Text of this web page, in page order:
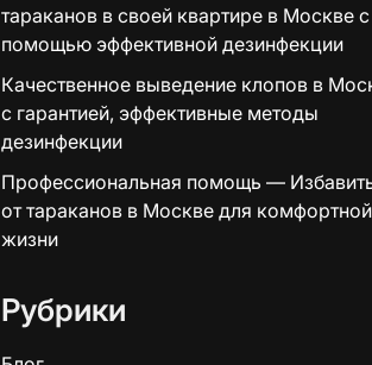
тараканов в своей квартире в Москве с
помощью эффективной дезинфекции
Качественное выведение клопов в
с гарантией, эффективные методы
дезинфекции
Профессиональная помощь —
от тараканов в Москве для комфортной
жизни
Рубрики